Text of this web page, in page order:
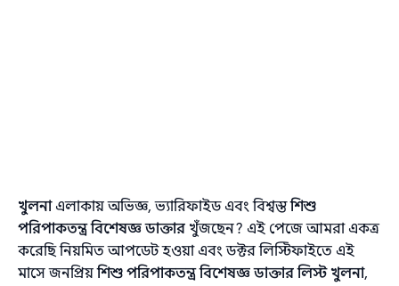
খুলনাএলাকায় অভিজ্ঞ, ভ্যারিফাইড এবং বিশ্বস্তশিশু
পরিপাকতন্ত্র বিশেষজ্ঞ ডাক্তার খুঁজছেন? এই পেজে আমরা একত্র
করেছি নিয়মিত আপডেট হওয়া এবং ডক্টর লিস্টিফাইতে এই
মাসে জনপ্রিয়শিশু পরিপাকতন্ত্র বিশেষজ্ঞ ডাক্তার লিস্ট খুলনা,